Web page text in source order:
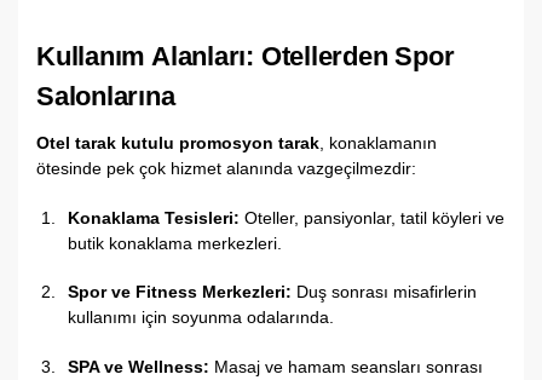
Kullanım Alanları: Otellerden Spor
Salonlarına
Otel tarak kutulu promosyon tarak, konaklamanın
ötesinde pek çok hizmet alanında vazgeçilmezdir:
Konaklama Tesisleri: Oteller, pansiyonlar, tatil köyleri ve
butik konaklama merkezleri.
Spor ve Fitness Merkezleri: Duş sonrası misafirlerin
kullanımı için soyunma odalarında.
SPA ve Wellness: Masaj ve hamam seansları sonrası